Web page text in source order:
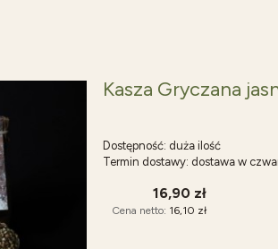
Kasza Gryczana
Dostępność: duża ilość
Termin dostawy: dostawa w
16,90 zł
Cena netto: 16,10 zł